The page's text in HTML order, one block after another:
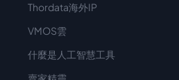
Thordata海外IP
VMOS雲
什麼是人工智慧工具